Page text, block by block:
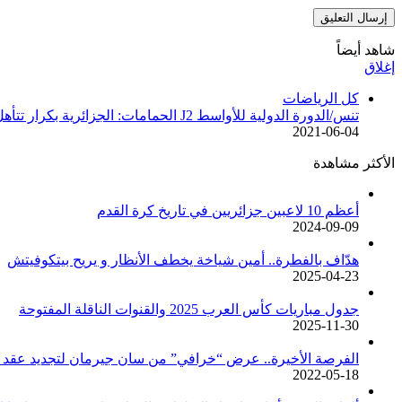
شاهد أيضاً
إغلاق
كل الرياضات
تنس/الدورة الدولية للأواسط J2 الحمامات: الجزائرية بكرار تتأهل للمربع الذهبي
2021-06-04
الأكثر مشاهدة
أعظم 10 لاعبين جزائريين في تاريخ كرة القدم
2024-09-09
هدّاف بالفطرة.. أمين شياخة يخطف الأنظار و يريح بيتكوفيتش
2025-04-23
جدول مباريات كأس العرب 2025 والقنوات الناقلة المفتوحة
2025-11-30
الفرصة الأخيرة.. عرض “خرافي” من سان جيرمان لتجديد عقد
2022-05-18